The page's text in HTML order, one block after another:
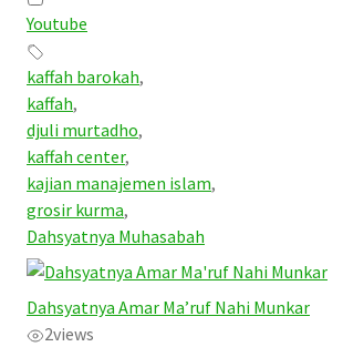
Youtube
kaffah barokah,
kaffah,
djuli murtadho,
kaffah center,
kajian manajemen islam,
grosir kurma,
Dahsyatnya Muhasabah
Dahsyatnya Amar Ma’ruf Nahi Munkar
2views